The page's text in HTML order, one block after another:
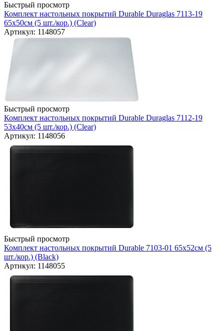
Быстрый просмотр
Комплект настольных покрытий Durable Duraglas 7113-19
65х50см (5 шт./кор.) (Clear)
Артикул: 1148057
Быстрый просмотр
Комплект настольных покрытий Durable Duraglas 7112-19
53х40см (5 шт./кор.) (Clear)
Артикул: 1148056
Быстрый просмотр
Комплект настольных покрытий Durable 7103-01 65х52см (5
шт./кор.) (Black)
Артикул: 1148055